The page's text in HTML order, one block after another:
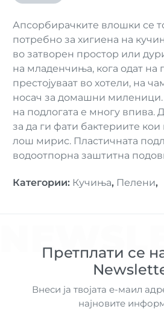
Апсорбирачките влошки се
потребно за хигиена на
во затворен простор или
на младенчиња, кога одат на
престојуваат во хотели, на
носач за домашни миленици.
на подлогата е многу впива.
за да ги фати бактериите
лош мирис. Пластичната
водоотпорна заштитна
Категории: Кучиња, Пелени,
Претплати се
Внеси ја твојата е-маил
најновите